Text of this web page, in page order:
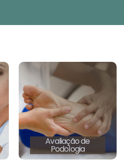
Avaliação de
Podologia